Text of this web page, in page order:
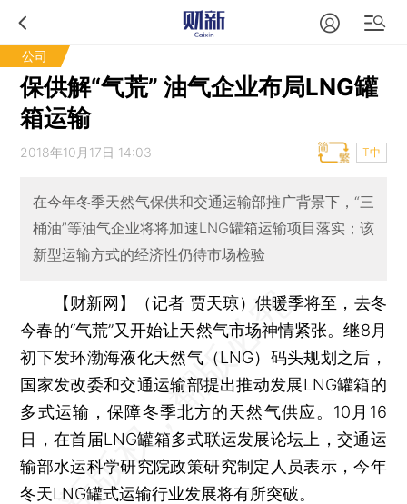
公司
保供解“气荒” 油气企业布局LNG罐
箱运输
2018年10月17日 14:03 T中
在今年冬季天然气保供和交通运输部推广背景下，“三
桶油”等油气企业将将加速LNG罐箱运输项目落实；该
新型运输方式的经济性仍待市场检验
【财新网】（记者 贾天琼） 供暖季将至，去冬
今春的“气荒”又开始让天然气市场神情紧张。继8月
初下发环渤海液化天然气（LNG）码头规划之后，
国家发改委和交通运输部提出推动发展LNG罐箱的
多式运输，保障冬季北方的天然气供应。10月16
日，在首届LNG罐箱多式联运发展论坛上，交通运
输部水运科学研究院政策研究制定人员表示，今年
冬天LNG罐式运输行业发展将有所突破。